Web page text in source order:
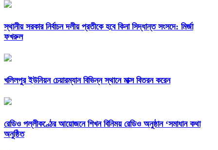
স্থানীয় সরকার নির্বাচন দলীয় প্রতীকে হবে কিনা সিদ্ধান্ত সংসদে: মির্জা
ফখরুল
খলিলপুর ইউনিয়ন চেয়ারম্যান বিভিন্ন স্থানে মাক্স বিতরন করেন
রেডিও পল্লীকণ্ঠের আয়োজনে শিখন বিনিময় রেডিও অনুষ্ঠান ‘সমাধান কথা
অনুষ্ঠিত